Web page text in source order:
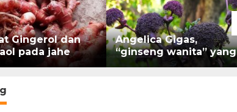
Gingerol dan
pada jahe
Angelica Gigas,
“ginseng wanita” yang
memiliki peran